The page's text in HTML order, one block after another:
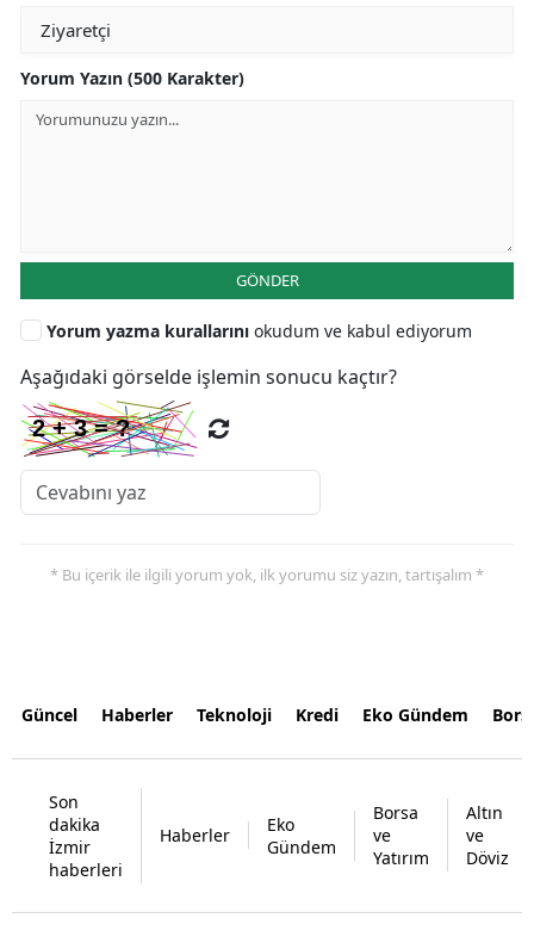
Yorum Yazın (500 Karakter)
GÖNDER
Yorum yazma kurallarını okudum ve kabul ediyorum
Aşağıdaki görselde işlemin sonucu kaçtır?
* Bu içerik ile ilgili yorum yok, ilk yorumu siz yazın, tartışalım *
Güncel Haberler Teknoloji Kredi Eko Gündem
Son
dakika
İzmir
haberleri
Haberler
Eko
Gündem
Borsa
ve
Yatırım
Altın
ve
Döviz